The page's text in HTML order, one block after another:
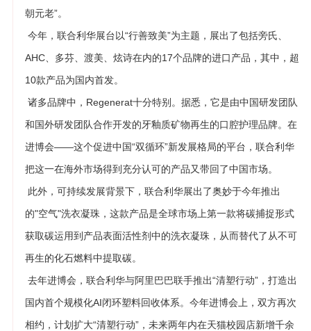
朝元老”。
今年，联合利华展台以“行善致美”为主题，展出了包括旁氏、
AHC、多芬、渡美、炫诗在内的17个品牌的进口产品，其中，超
10款产品为国内首发。
诸多品牌中，Regenerat十分特别。据悉，它是由中国研发团队
和国外研发团队合作开发的牙釉质矿物再生的口腔护理品牌。在
进博会——这个促进中国“双循环”新发展格局的平台，联合利华
把这一在海外市场得到充分认可的产品又带回了中国市场。
此外，可持续发展背景下，联合利华展出了奥妙于今年推出
的"空气"洗衣凝珠，这款产品是全球市场上第一款将碳捕捉形式
获取碳运用到产品表面活性剂中的洗衣凝珠，从而替代了从不可
再生的化石燃料中提取碳。
去年进博会，联合利华与阿里巴巴联手推出“清塑行动”，打造出
国内首个规模化AI闭环塑料回收体系。今年进博会上，双方再次
相约，计划扩大“清塑行动”，未来两年内在天猫校园店新增千余